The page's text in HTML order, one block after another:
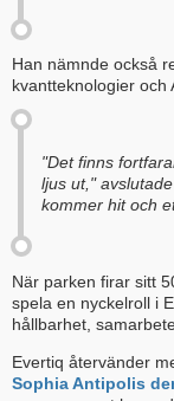
Han nämnde också
kvantteknologier och
"Det finns
ljus ut,"
kommer hit och
När parken firar sitt
spela en nyckelroll i
hållbarhet,
Evertiq återvänder
Sophia Antipolis